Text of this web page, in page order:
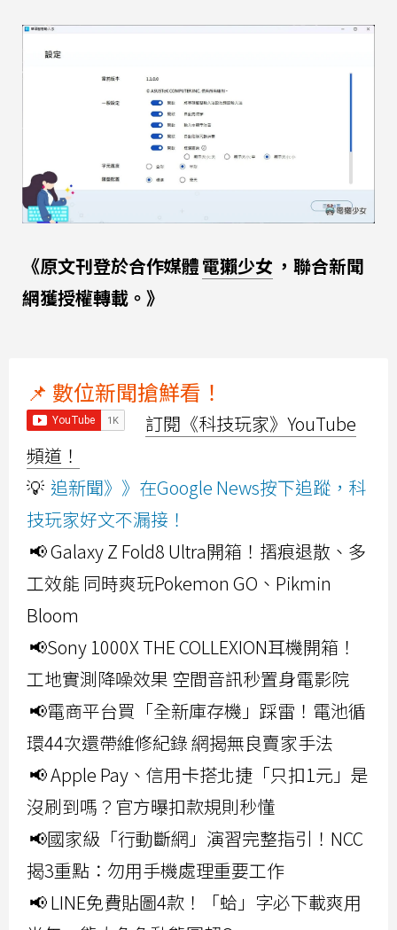
《原文刊登於合作媒體電獺少女 ，聯合新聞
網獲授權轉載。》
📌 數位新聞搶鮮看！
訂閱《科技玩家》YouTube
頻道！
💡 追新聞》》在Google News按下追蹤，科
技玩家好文不漏接！
📢 Galaxy Z Fold8 Ultra開箱！摺痕退散、多
工效能 同時爽玩Pokemon GO、Pikmin
Bloom
📢Sony 1000X THE COLLEXION耳機開箱！
工地實測降噪效果 空間音訊秒置身電影院
📢電商平台買「全新庫存機」踩雷！電池循
環44次還帶維修紀錄 網揭無良賣家手法
📢 Apple Pay、信用卡搭北捷「只扣1元」是
沒刷到嗎？官方曝扣款規則秒懂
📢國家級「行動斷網」演習完整指引！NCC
揭3重點：勿用手機處理重要工作
📢 LINE免費貼圖4款！「蛤」字必下載爽用